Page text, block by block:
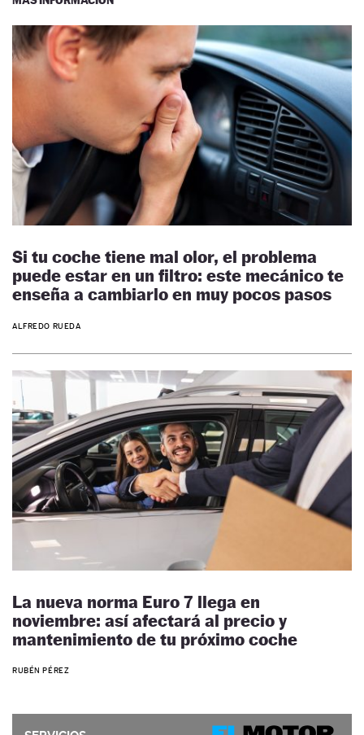
Si tu coche tiene mal olor, el problema
puede estar en un filtro: este mecánico te
enseña a cambiarlo en muy pocos pasos
ALFREDO RUEDA
La nueva norma Euro 7 llega en
noviembre: así afectará al precio y
mantenimiento de tu próximo coche
RUBÉN PÉREZ